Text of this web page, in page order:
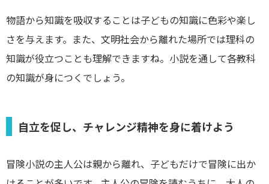
物語から知識を吸収することは子どもの知識に色彩や楽し
さを与えます。また、文明社会から離れた場所では理科の
知識が役立つことも理解できますね。小説を通して各教科
の知識が身につくでしょう。
自立を促し、チャレンジ精神を身に着けよう
冒険小説の主人公は親から離れ、子どもだけで冒険に出か